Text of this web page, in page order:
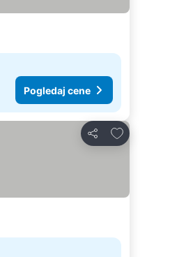
Pogledaj cene
Deli
Dodati u favorite